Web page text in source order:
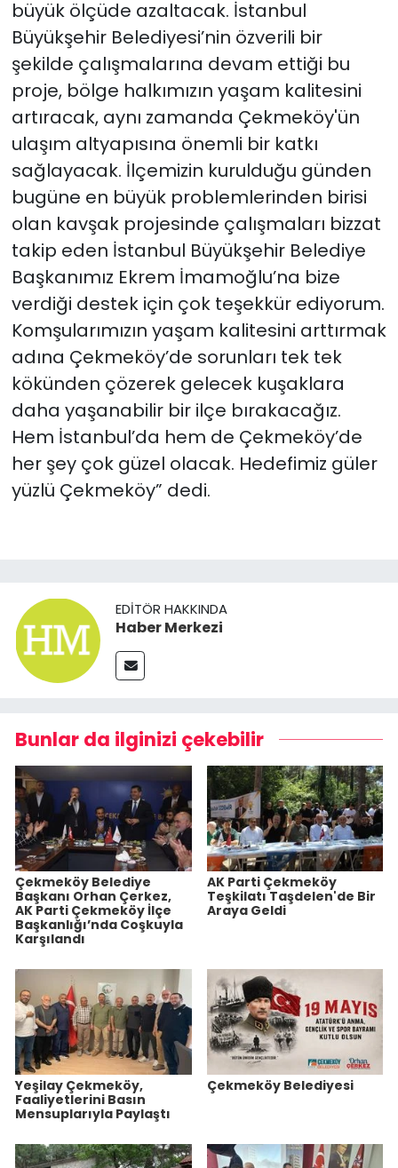
büyük ölçüde azaltacak. İstanbul
Büyükşehir Belediyesi’nin özverili bir
şekilde çalışmalarına devam ettiği bu
proje, bölge halkımızın yaşam kalitesini
artıracak, aynı zamanda Çekmeköy'ün
ulaşım altyapısına önemli bir katkı
sağlayacak. İlçemizin kurulduğu günden
bugüne en büyük problemlerinden birisi
olan kavşak projesinde çalışmaları bizzat
takip eden İstanbul Büyükşehir Belediye
Başkanımız Ekrem İmamoğlu’na bize
verdiği destek için çok teşekkür ediyorum.
Komşularımızın yaşam kalitesini arttırmak
adına Çekmeköy’de sorunları tek tek
kökünden çözerek gelecek kuşaklara
daha yaşanabilir bir ilçe bırakacağız.
Hem İstanbul’da hem de Çekmeköy’de
her şey çok güzel olacak. Hedefimiz güler
yüzlü Çekmeköy” dedi.
EDITÖR HAKKINDA
Haber Merkezi
Bunlar da ilginizi çekebilir
Çekmeköy Belediye
Başkanı Orhan Çerkez,
AK Parti Çekmeköy İlçe
Başkanlığı’nda Coşkuyla
Karşılandı
AK Parti Çekmeköy
Teşkilatı Taşdelen'de Bir
Araya Geldi
Yeşilay Çekmeköy,
Faaliyetlerini Basın
Mensuplarıyla Paylaştı
Çekmeköy Belediyesi